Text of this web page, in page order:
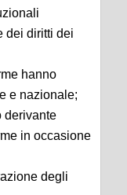
dei diritti dei
hanno
e nazionale;
derivante
in occasione
degli